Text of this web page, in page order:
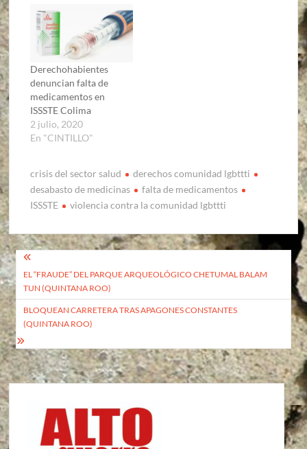
Derechohabientes
denuncian falta de
medicamentos en
ISSSTE Colima
2 julio, 2020
En "CINTILLO"
crisis del sector salud
derechos comunidad lgbttti
desabasto de medicinas
falta de medicamentos
ISSSTE
violencia contra la comunidad lgbttti
Navegación
de
entradas
EL “FRAUDE” DEL PARQUE ARQUEOLÓGICO CHETUMAL BALAM
TUN (QUINTANA ROO)
BLOQUEAN CARRETERA TRAS APAGONES CONSTANTES
(QUINTANA ROO)